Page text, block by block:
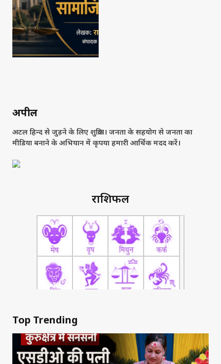
अपील
अटल हिन्द से जुड़ने के लिए शुक्रिया। जनता के सहयोग से जनता का
मीडिया बनाने के अभियान में कृपया हमारी आर्थिक मदद करें।
राशिफल
Top Trending